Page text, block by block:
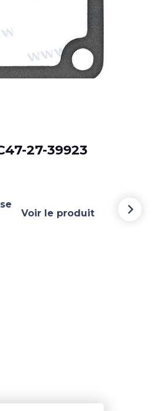
27-39923
Voir le produit